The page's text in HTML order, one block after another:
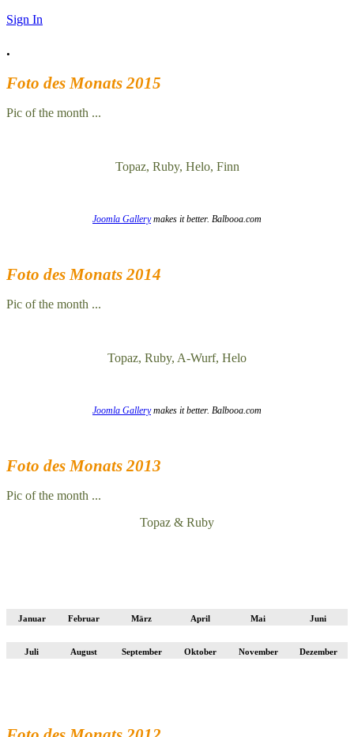
Sign In
.
Foto des Monats 2015
Pic of the month ...
Topaz, Ruby, Helo, Finn
Joomla Gallerymakes it better. Balbooa.com
Foto des Monats 2014
Pic of the month ...
Topaz, Ruby, A-Wurf, Helo
Joomla Gallerymakes it better. Balbooa.com
Foto des Monats 2013
Pic of the month ...
Topaz & Ruby
Januar Februar März April Mai Juni
Juli August September Oktober November Dezember